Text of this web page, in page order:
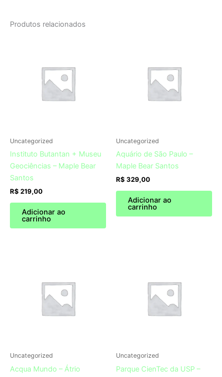
Produtos relacionados
Uncategorized
Instituto Butantan + Museu
Geociências – Maple Bear
Santos
R$ 219,00
Adicionar ao
carrinho
Uncategorized
Aquário de São Paulo –
Maple Bear Santos
R$ 329,00
Adicionar ao
carrinho
Uncategorized
Acqua Mundo – Átrio
Uncategorized
Parque CienTec da USP –